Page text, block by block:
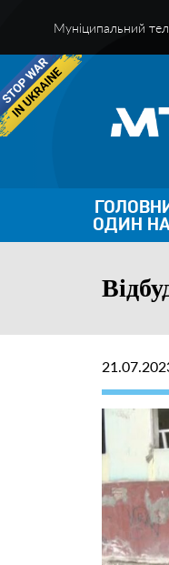
Муніципальний
ОДИН